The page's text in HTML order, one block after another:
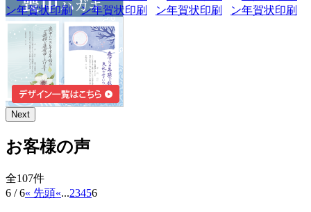
Next
お客様の声
全107件
6 / 6« 先頭«...23456